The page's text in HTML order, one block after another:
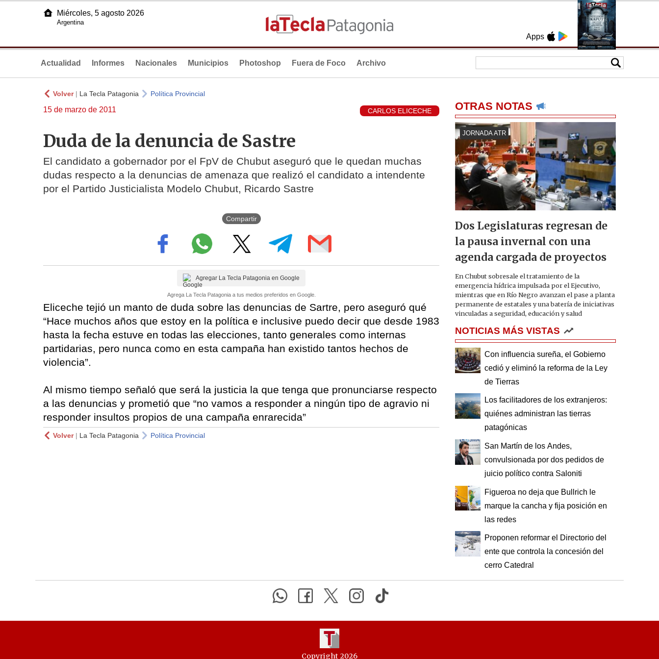
Apps
Miércoles, 5 agosto 2026
Argentina
Actualidad Informes Nacionales Municipios Photoshop Fuera de Foco Archivo
Volver| La Tecla Patagonia Política Provincial
15 de marzo de 2011 CARLOS ELICECHE
Duda de la denuncia de Sastre
El candidato a gobernador por el FpV de Chubut aseguró que le quedan muchas
dudas respecto a la denuncias de amenaza que realizó el candidato a intendente
por el Partido Justicialista Modelo Chubut, Ricardo Sastre
Compartir
Agregar La Tecla Patagonia en Google
Agrega La Tecla Patagonia a tus medios preferidos en Google.
Eliceche tejió un manto de duda sobre las denuncias de Sartre, pero aseguró qué
“Hace muchos años que estoy en la política e inclusive puedo decir que desde 1983
hasta la fecha estuve en todas las elecciones, tanto generales como internas
partidarias, pero nunca como en esta campaña han existido tantos hechos de
violencia”.
Al mismo tiempo señaló que será la justicia la que tenga que pronunciarse respecto
a las denuncias y prometió que “no vamos a responder a ningún tipo de agravio ni
responder insultos propios de una campaña enrarecida”
Volver| La Tecla Patagonia Política Provincial
OTRAS NOTAS
JORNADA ATR
Dos Legislaturas regresan de
la pausa invernal con una
agenda cargada de proyectos
En Chubut sobresale el tratamiento de la
emergencia hídrica impulsada por el Ejecutivo,
mientras que en Río Negro avanzan el pase a planta
permanente de estatales y una batería de iniciativas
vinculadas a seguridad, educación y salud
NOTICIAS MÁS VISTAS
Con influencia sureña, el Gobierno
cedió y eliminó la reforma de la Ley
de Tierras
Los facilitadores de los extranjeros:
quiénes administran las tierras
patagónicas
San Martín de los Andes,
convulsionada por dos pedidos de
juicio político contra Saloniti
Figueroa no deja que Bullrich le
marque la cancha y fija posición en
las redes
Proponen reformar el Directorio del
ente que controla la concesión del
cerro Catedral
Copyright 2026